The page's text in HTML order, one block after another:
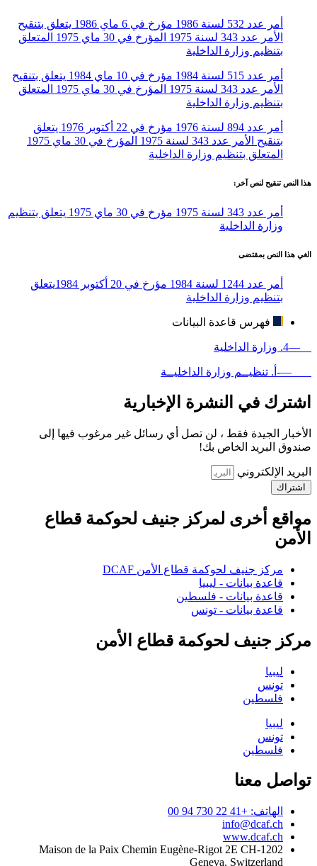
أمر عدد 532 لسنة 1986 مؤرخ في 6 ماي 1986 يتعلق بتنقيح
الأمر عدد 343 لسنة 1975 المؤرخ في 30 ماي 1975 المتعلق
بتنظيم وزارة الداخلية
أمر عدد 515 لسنة 1984 مؤرخ في 10 ماي 1984 يتعلق بتنقيح
الأمر عدد 343 لسنة 1975 المؤرخ في 30 ماي 1975 المتعلق
بتنظيم وزارة الداخلية
أمر عدد 894 لسنة 1976 مؤرخ في 22 أكتوبر 1976 يتعلق
بتنقيح الأمر عدد 343 لسنة 1975 المؤرخ في 30 ماي 1975
المتعلق بتنظيم وزارة الداخلية
هذا النص تنقيح لنص آخر:
أمر عدد 343 لسنة 1975 مؤرخ في 30 ماي 1975 يتعلق بتنظيم
وزارة الداخلية
الغي هذا النص بمقتضى
أمر عدد 1244 لسنة 1984 مؤرخ في 20 أكتوبر 1984يتعلق
بتنظيم وزارة الداخلية
فهرس قاعدة البيانات
—4. وزارة الداخلية
—-أ. تنظيــم وزارة الداخليــة
اشترك في النشرة الإخبارية
الأخبار الجيدة فقط ، لن تصل أي رسائل غير مرغوب فيها إلى
صندوق البريد الخاص بك!
البريد الإلكتروني
اشتراك
مواقع أخرى لمركز جنيف لحوكمة قطاع
الأمن
مركز جنيف لحوكمة قطاع الأمن DCAF
قاعدة بيانات - ليبيا
قاعدة بيانات - فلسطين
قاعدة بيانات - تونس
مركز جنيف لحوكمة قطاع الأمن
ليبيا
تونس
فلسطين
ليبيا
تونس
فلسطين
تواصل معنا
الهاتف: +41 22 730 94 00
info@dcaf.ch
www.dcaf.ch
Maison de la Paix Chemin Eugène-Rigot 2E CH-1202
Geneva, Switzerland